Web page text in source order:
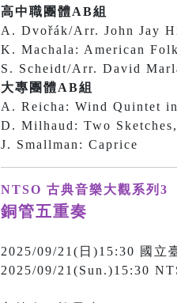
高中職團體AB組
A. Dvořák/Arr. John Jay
K. Machala: American
S. Scheidt/Arr. David
大專團體AB組
A. Reicha: Wind Quintet
D. Milhaud: Two
J. Smallman: Caprice
NTSO 古典音樂大觀系列3
銅管五重奏
2025/09/21(日)15:30 國立
2025/09/21(Sun.)15:30